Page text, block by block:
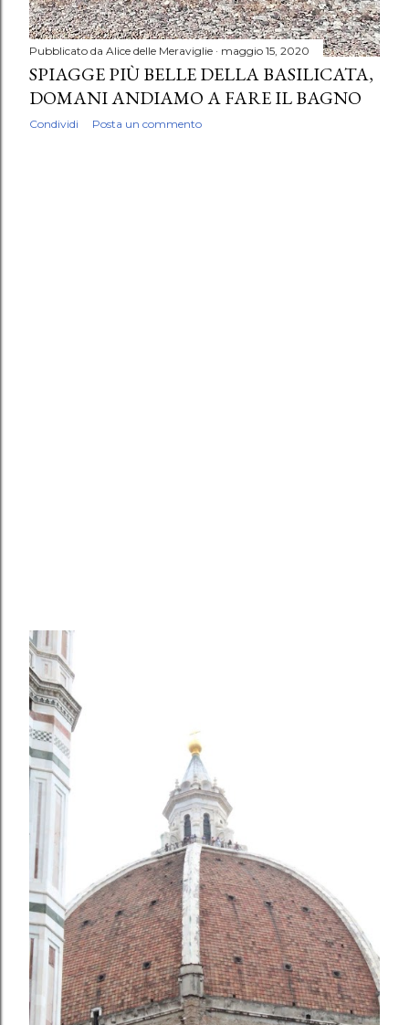
Pubblicato da Alice delle Meraviglie maggio 15, 2020
SPIAGGE PIÙ BELLE DELLA BASILICATA,
DOMANI ANDIAMO A FARE IL BAGNO
Condividi Posta un commento